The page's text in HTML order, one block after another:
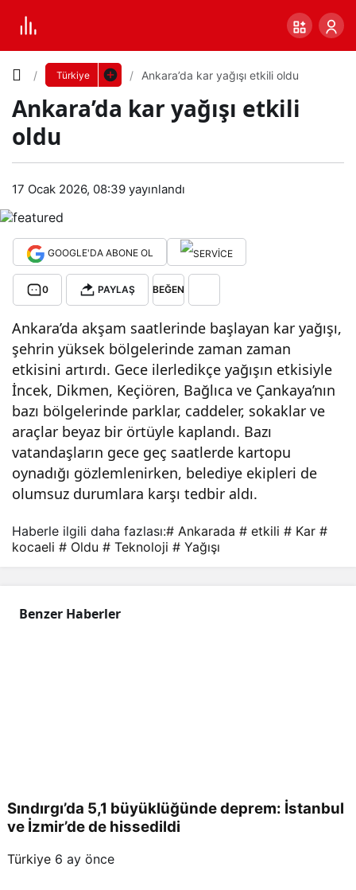
Türkiye Ankara’da kar yağışı etkili oldu
Ankara’da kar yağışı etkili
oldu
17 Ocak 2026, 08:39 yayınlandı
GOOGLE'DA ABONE OL
0 PAYLAŞ BEĞEN
Ankara’da akşam saatlerinde başlayan kar yağışı,
şehrin yüksek bölgelerinde zaman zaman
etkisini artırdı. Gece ilerledikçe yağışın etkisiyle
İncek, Dikmen, Keçiören, Bağlıca ve Çankaya’nın
bazı bölgelerinde parklar, caddeler, sokaklar ve
araçlar beyaz bir örtüyle kaplandı. Bazı
vatandaşların gece geç saatlerde kartopu
oynadığı gözlemlenirken, belediye ekipleri de
olumsuz durumlara karşı tedbir aldı.
Ank
da
kar
yağı
etkil
i
Yazı
Boyutunu
Küçük 100% Dev
Varsayılana
dön
Haberle ilgili daha fazlası:# Ankarada # etkili # Kar #
kocaeli # Oldu # Teknoloji # Yağışı
Benzer Haberler
Sındırgı’da 5,1 büyüklüğünde deprem: İstanbul
ve İzmir’de de hissedildi
Türkiye 6 ay önce